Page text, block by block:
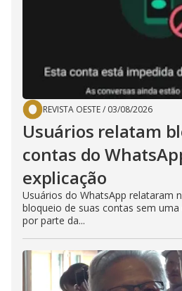
REVISTA OESTE/ 03/08/2026
Usuários relatam
contas do
explicação
Usuários do WhatsApp relataram
bloqueio de suas contas sem
por parte da...